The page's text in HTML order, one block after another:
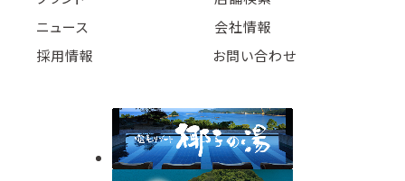
ニュース
会社情報
採用情報
お問い合わせ